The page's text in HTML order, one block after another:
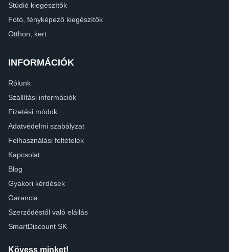
Stúdió kiegészítők
Fotó, fényképező kiegészítők
Otthon, kert
INFORMÁCIÓK
Rólunk
Szállítási információk
Fizetési módok
Adatvédelmi szabályzat
Felhasználási feltételek
Kapcsolat
Blog
Gyakori kérdések
Garancia
Szerződéstől való elállás
SmartDiscount SK
Kövess minket!